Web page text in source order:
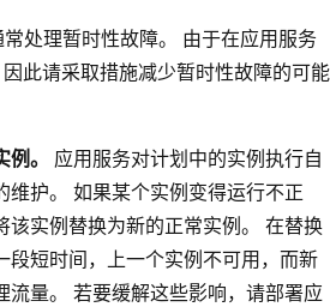
处理暂时性故障。 由于在应用服务
此请采取措施减少暂时性故障的可能
。
应用服务对计划中的实例执行自
维护。 如果某个实例变得运行不正
该实例替换为新的正常实例。 在替换
段短时间，上一个实例不可用，而新
流量。 若要缓解这些影响，请部署应